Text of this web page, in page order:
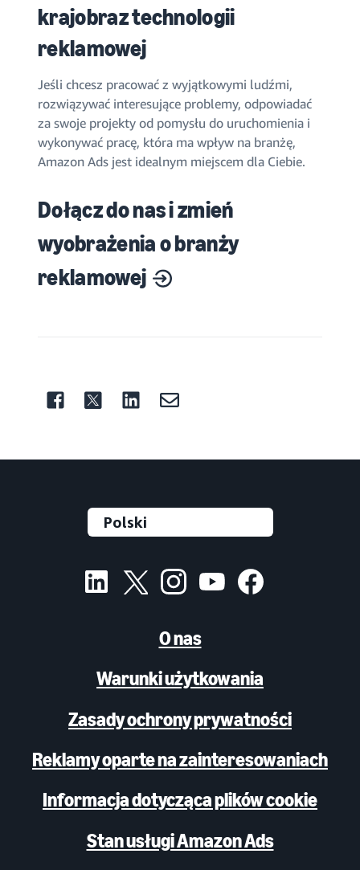
krajobraz technologii
reklamowej
Jeśli chcesz pracować z wyjątkowymi ludźmi,
rozwiązywać interesujące problemy, odpowiadać
za swoje projekty od pomysłu do uruchomienia i
wykonywać pracę, która ma wpływ na branżę,
Amazon Ads jest idealnym miejscem dla Ciebie.
Dołącz do nas i zmień
wyobrażenia o branży
reklamowej
O nas
Warunki użytkowania
Zasady ochrony prywatności
Reklamy oparte na zainteresowaniach
Informacja dotycząca plików cookie
Stan usługi Amazon Ads